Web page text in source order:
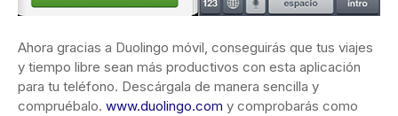
Ahora gracias a Duolingo móvil, conseguirás que tus viajes
y tiempo libre sean más productivos con esta aplicación
para tu teléfono. Descárgala de manera sencilla y
compruébalo. www.duolingo.com y comprobarás como